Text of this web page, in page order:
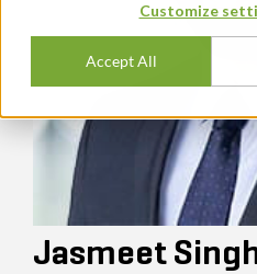
Customize
Accept All
Jasmeet